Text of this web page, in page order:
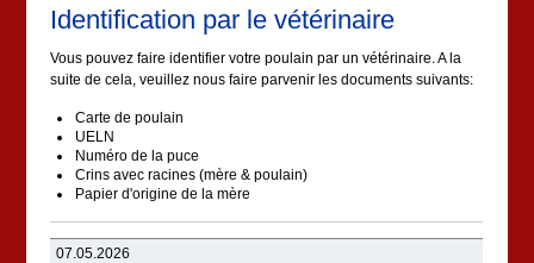
Identification par le vétérinaire
Vous pouvez faire identifier votre poulain par un vétérinaire. A la
suite de cela, veuillez nous faire parvenir les documents suivants:
Carte de poulain
UELN
Numéro de la puce
Crins avec racines (mère & poulain)
Papier d'origine de la mère
07.05.2026